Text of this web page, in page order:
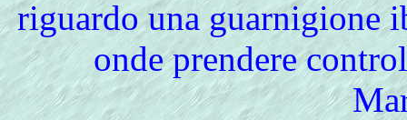
riguardo una guarnigione
onde prendere